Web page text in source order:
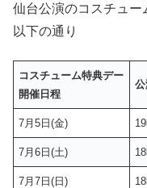
仙台公演のコスチュー
以下の通り
コスチューム特典デー
開催日程
7月5日(金)
7月6日(土)
7月7日(日)